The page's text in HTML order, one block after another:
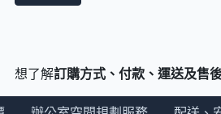
想了解訂購方式、付款、運送及售